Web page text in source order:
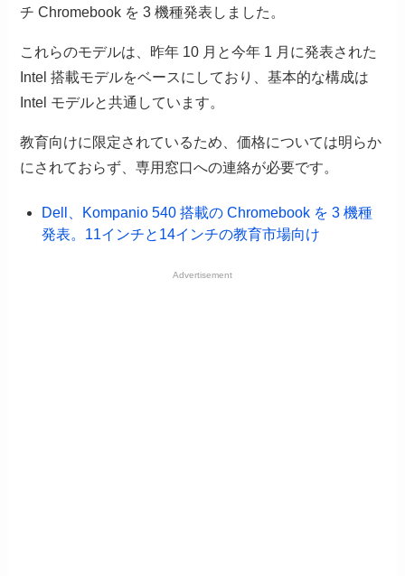
チ Chromebook を 3 機種発表しました。
これらのモデルは、昨年 10 月と今年 1 月に発表された
Intel 搭載モデルをベースにしており、基本的な構成は
Intel モデルと共通しています。
教育向けに限定されているため、価格については明らか
にされておらず、専用窓口への連絡が必要です。
Dell、Kompanio 540 搭載の Chromebook を 3 機種
発表。11インチと14インチの教育市場向け
Advertisement